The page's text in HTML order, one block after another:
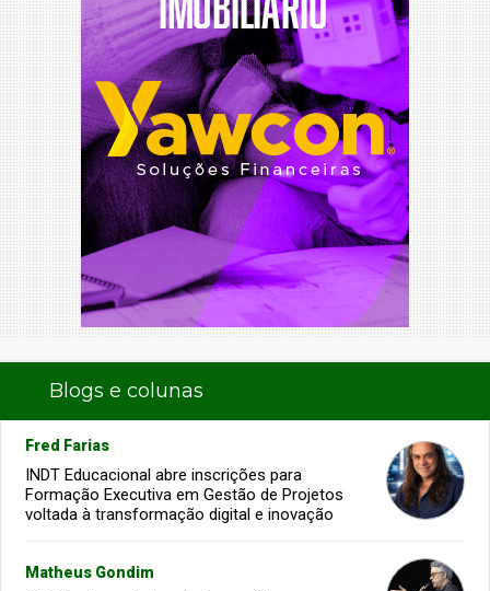
Blogs e colunas
Fred Farias
INDT Educacional abre inscrições para
Formação Executiva em Gestão de Projetos
voltada à transformação digital e inovação
Matheus Gondim